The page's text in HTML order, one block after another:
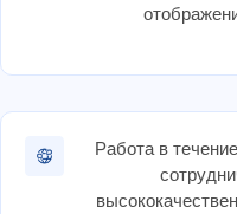
Работа в течение